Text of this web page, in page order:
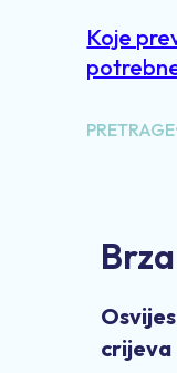
Koje
crijeva